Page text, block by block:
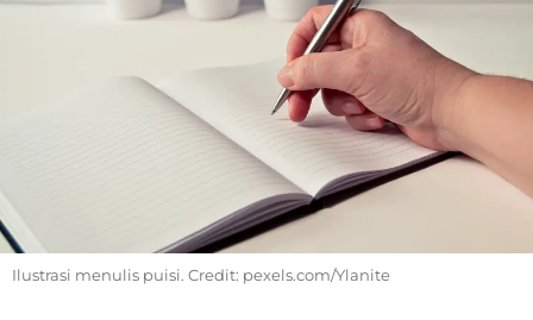
Ilustrasi menulis puisi. Credit: pexels.com/Ylanite